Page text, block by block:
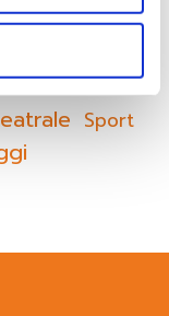
Civile
Sport